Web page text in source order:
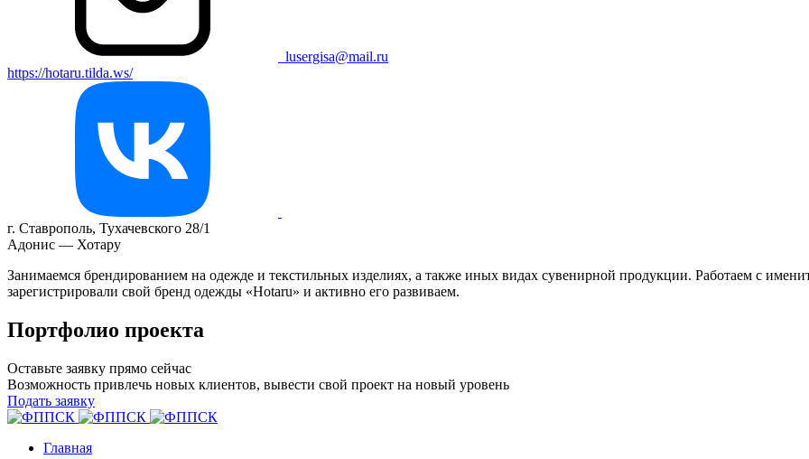
lusergisa@mail.ru
https://hotaru.tilda.ws/
г. Ставрополь, Тухачевского 28/1
Адонис — Хотару
Занимаемся брендированием на одежде и текстильных изделиях, а также иных видах сувенирной продукции. Работаем с
зарегистрировали свой бренд одежды «Hotaru» и активно его развиваем.
Портфолио проекта
Оставьте заявку прямо сейчас
Возможность привлечь новых клиентов, вывести свой проект на новый уровень
Подать заявку
Главная